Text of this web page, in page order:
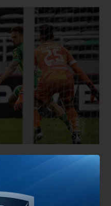
el pie del acelerador
a los 18 minutos